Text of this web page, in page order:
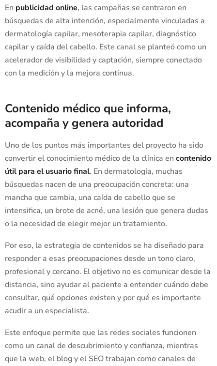
En publicidad online, las campañas se centraron en
búsquedas de alta intención, especialmente vinculadas a
dermatología capilar, mesoterapia capilar, diagnóstico
capilar y caída del cabello. Este canal se planteó como un
acelerador de visibilidad y captación, siempre conectado
con la medición y la mejora continua.
Contenido médico que informa,
acompaña y genera autoridad
Uno de los puntos más importantes del proyecto ha sido
convertir el conocimiento médico de la clínica en contenido
útil para el usuario final. En dermatología, muchas
búsquedas nacen de una preocupación concreta: una
mancha que cambia, una caída de cabello que se
intensifica, un brote de acné, una lesión que genera dudas
o la necesidad de elegir mejor un tratamiento.
Por eso, la estrategia de contenidos se ha diseñado para
responder a esas preocupaciones desde un tono claro,
profesional y cercano. El objetivo no es comunicar desde la
distancia, sino ayudar al paciente a entender cuándo debe
consultar, qué opciones existen y por qué es importante
acudir a un especialista.
Este enfoque permite que las redes sociales funcionen
como un canal de descubrimiento y confianza, mientras
que la web, el blog y el SEO trabajan como canales de